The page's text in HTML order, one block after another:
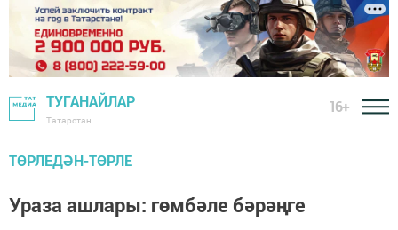
ТУГАНАЙЛАР
Татарстан
16+
ТӨРЛЕДӘН-ТӨРЛЕ
Ураза ашлары: гөмбәле бәрәңге